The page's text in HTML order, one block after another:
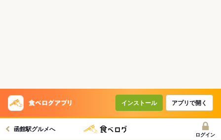
インストール アプリで開く
函館駅グルメへ
ログイン